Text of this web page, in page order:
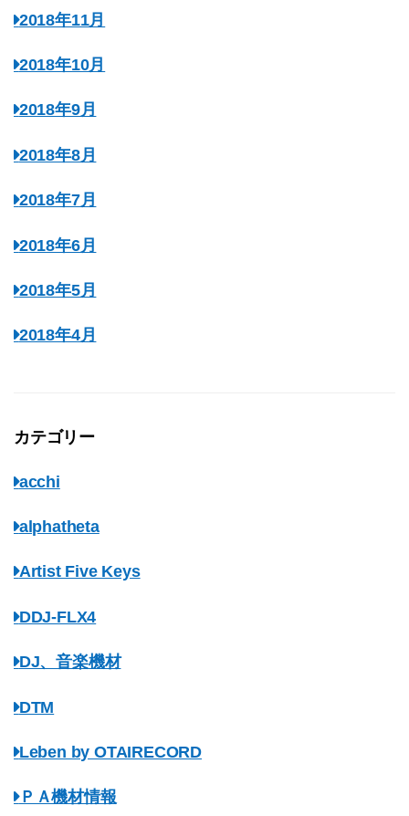
2018年11月
2018年10月
2018年9月
2018年8月
2018年7月
2018年6月
2018年5月
2018年4月
カテゴリー
acchi
alphatheta
Artist Five Keys
DDJ-FLX4
DJ、音楽機材
DTM
Leben by OTAIRECORD
ＰＡ機材情報